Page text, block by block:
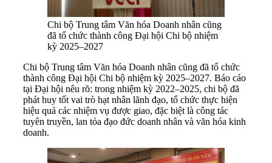
Chi bộ Trung tâm Văn hóa Doanh nhân cũng
đã tổ chức thành công Đại hội Chi bộ nhiệm
kỳ 2025–2027
Chi bộ Trung tâm Văn hóa Doanh nhân cũng đã tổ chức
thành công Đại hội Chi bộ nhiệm kỳ 2025–2027. Báo cáo
tại Đại hội nêu rõ: trong nhiệm kỳ 2022–2025, chi bộ đã
phát huy tốt vai trò hạt nhân lãnh đạo, tổ chức thực hiện
hiệu quả các nhiệm vụ được giao, đặc biệt là công tác
tuyên truyền, lan tỏa đạo đức doanh nhân và văn hóa kinh
doanh.